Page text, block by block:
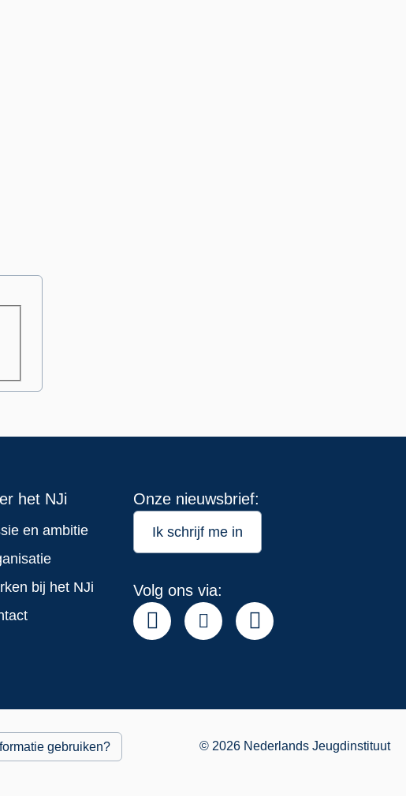
het NJi
en ambitie
bij het NJi
Onze nieuwsbrief:
Ik schrijf me in
Volg ons via:
gebruiken? © 2026 Nederlands Jeugdinstituut